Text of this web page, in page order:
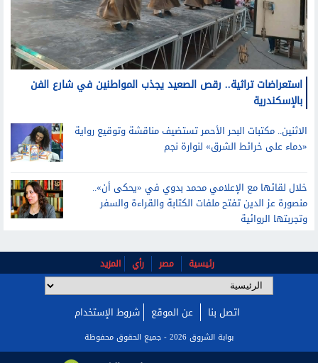
استعراضات تراثية.. رقص الصعيد يجذب المواطنين في شارع الفن
بالإسكندرية
الاثنين.. مكتبات البحر الأحمر تستضيف مناقشة وتوقيع رواية
«دماء على خرائط الشرق» لنوارة نجم
خلال لقائها مع الإعلامي محمد بدوي في «يحكى أن»..
منصورة عز الدين تفتح ملفات الكتابة والقراءة والسفر
وتجربتها الروائية
رئيسية مصر رأي المزيد
اتصل بنا عن الموقع شروط الإستخدام
بوابة الشروق 2026 - جميع الحقوق محفوظة